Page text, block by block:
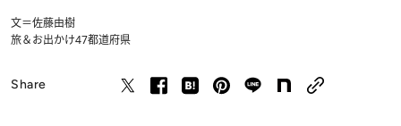
文＝佐藤由樹
旅＆お出かけ47都道府県
Share